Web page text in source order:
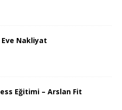
Nakliyat
Eğitimi – Arslan Fit